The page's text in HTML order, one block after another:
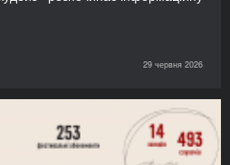
29 червня 2026